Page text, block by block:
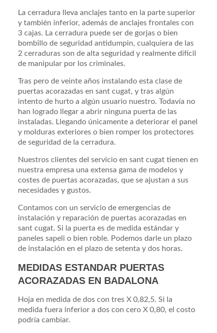
La cerradura lleva anclajes tanto en la parte superior
y también inferior, además de anclajes frontales con
3 cajas. La cerradura puede ser de gorjas o bien
bombillo de seguridad antidumpin, cualquiera de las
2 cerraduras son de alta seguridad y realmente difícil
de manipular por los criminales.
Tras pero de veinte años instalando esta clase de
puertas acorazadas en sant cugat, y tras algún
intento de hurto a algún usuario nuestro. Todavía no
han logrado llegar a abrir ninguna puerta de las
instaladas. Llegando únicamente a deteriorar el panel
y molduras exteriores o bien romper los protectores
de seguridad de la cerradura.
Nuestros clientes del servicio en sant cugat tienen en
nuestra empresa una extensa gama de modelos y
costes de puertas acorazadas, que se ajustan a sus
necesidades y gustos.
Contamos con un servicio de emergencias de
instalación y reparación de puertas acorazadas en
sant cugat. Si la puerta es de medida estándar y
paneles sapeli o bien roble. Podemos darle un plazo
de instalación en el plazo de setenta y dos horas.
MEDIDAS ESTANDAR PUERTAS
ACORAZADAS EN BADALONA
Hoja en medida de dos con tres X 0,82,5. Si la
medida fuera inferior a dos con cero X 0,80, el costo
podría cambiar.